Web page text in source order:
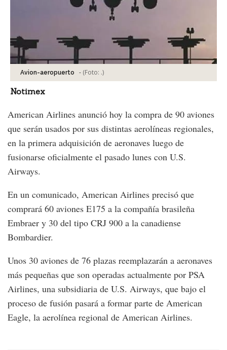
Avion-aeropuerto - (Foto: .)
Notimex
American Airlines anunció hoy la compra de 90 aviones
que serán usados por sus distintas aerolíneas regionales,
en la primera adquisición de aeronaves luego de
fusionarse oficialmente el pasado lunes con U.S.
Airways.
En un comunicado, American Airlines precisó que
comprará 60 aviones E175 a la compañía brasileña
Embraer y 30 del tipo CRJ 900 a la canadiense
Bombardier.
Unos 30 aviones de 76 plazas reemplazarán a aeronaves
más pequeñas que son operadas actualmente por PSA
Airlines, una subsidiaria de U.S. Airways, que bajo el
proceso de fusión pasará a formar parte de American
Eagle, la aerolínea regional de American Airlines.